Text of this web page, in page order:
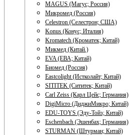
MAGUS (Магус; Россия)
Микромед (Россия)
Celestron (Селестрон; США)
Konus (Конус; Италия)
Kromatech (Кроматек; Китай)
Микмед (Китай.)
EVA (ЕВА; Китай)
Биомед (Россия)
Eastcolight (Истколайт; Китай)
SITITEK (Сититек; Китай)
Carl Zeiss (Карл Цейс; Германия)
DigiMicro (ДиджиМикро; Китай)
EDU-TOYS (Эду-Тойз; Китай)
Eschenbach (Эшенбах; Германия)
STURMAN (Штурман; Китай)